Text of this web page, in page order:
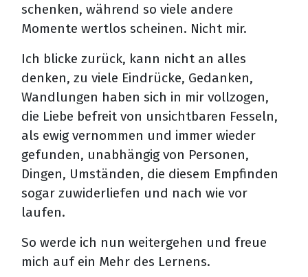
schenken, während so viele andere
Momente wertlos scheinen. Nicht mir.
Ich blicke zurück, kann nicht an alles
denken, zu viele Eindrücke, Gedanken,
Wandlungen haben sich in mir vollzogen,
die Liebe befreit von unsichtbaren Fesseln,
als ewig vernommen und immer wieder
gefunden, unabhängig von Personen,
Dingen, Umständen, die diesem Empfinden
sogar zuwiderliefen und nach wie vor
laufen.
So werde ich nun weitergehen und freue
mich auf ein Mehr des Lernens.